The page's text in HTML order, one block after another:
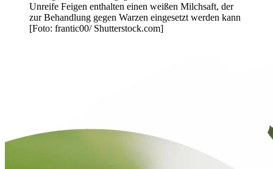
Unreife Feigen enthalten einen weißen Milchsaft, der
zur Behandlung gegen Warzen eingesetzt werden kann
[Foto: frantic00/ Shutterstock.com]